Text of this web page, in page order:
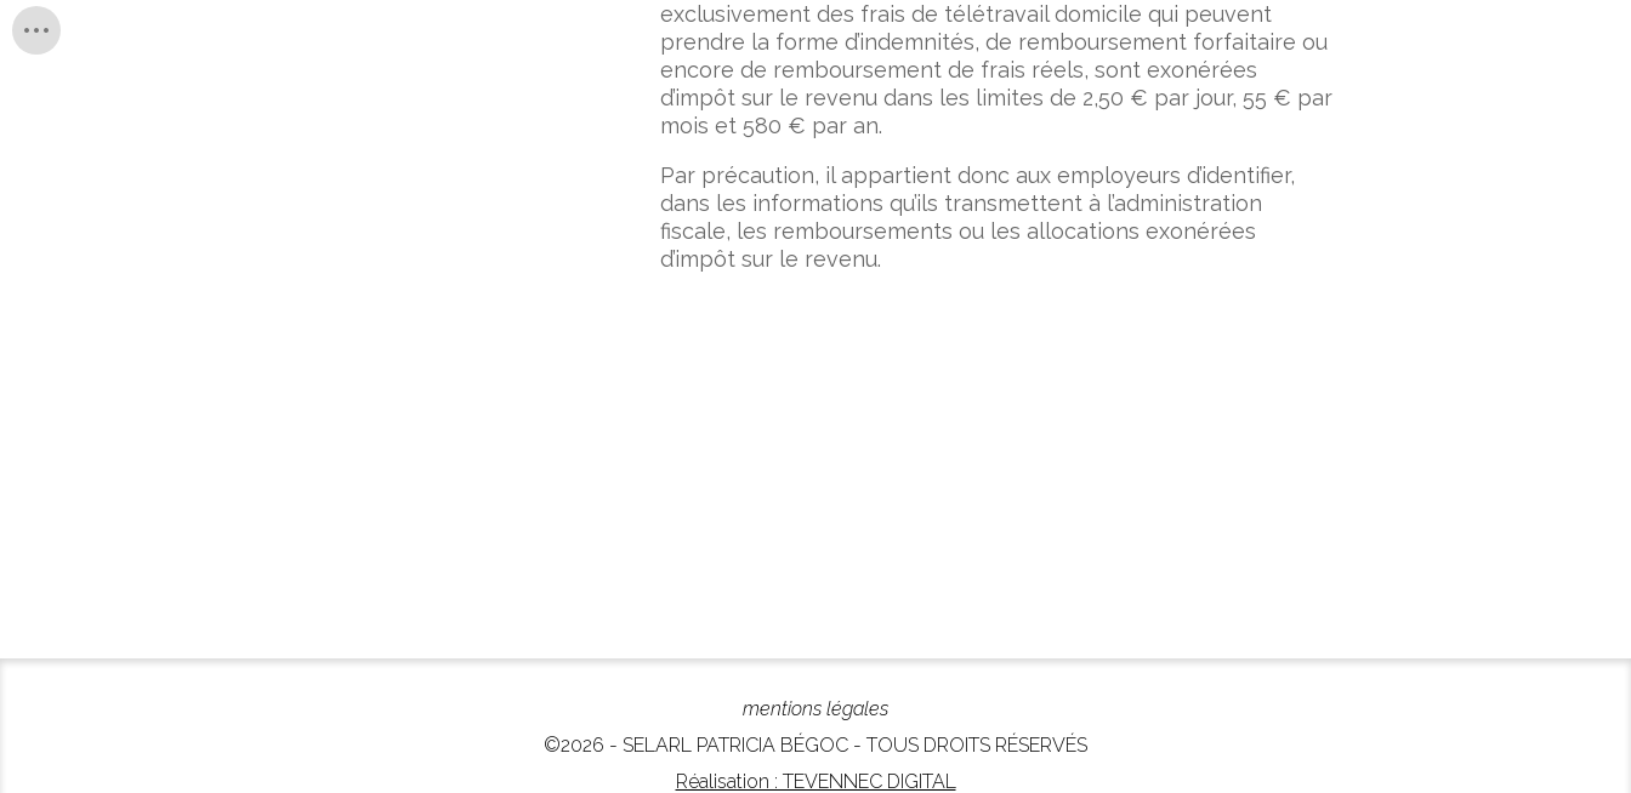
exclusivement des frais de télétravail domicile qui peuvent
prendre la forme d’indemnités, de remboursement forfaitaire ou
encore de remboursement de frais réels, sont exonérées
d’impôt sur le revenu dans les limites de 2,50 € par jour, 55 € par
mois et 580 € par an.
Par précaution, il appartient donc aux employeurs d’identifier,
dans les informations qu’ils transmettent à l’administration
fiscale, les remboursements ou les allocations exonérées
d’impôt sur le revenu.
mentions légales
©2026 - SELARL PATRICIA BÉGOC - TOUS DROITS RÉSERVÉS
Réalisation : TEVENNEC DIGITAL